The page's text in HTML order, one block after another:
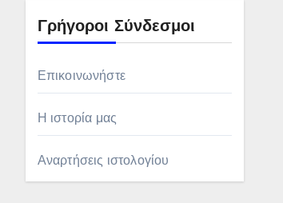
Γρήγοροι Σύνδεσμοι
Επικοινωνήστε
Η ιστορία μας
Αναρτήσεις ιστολογίου